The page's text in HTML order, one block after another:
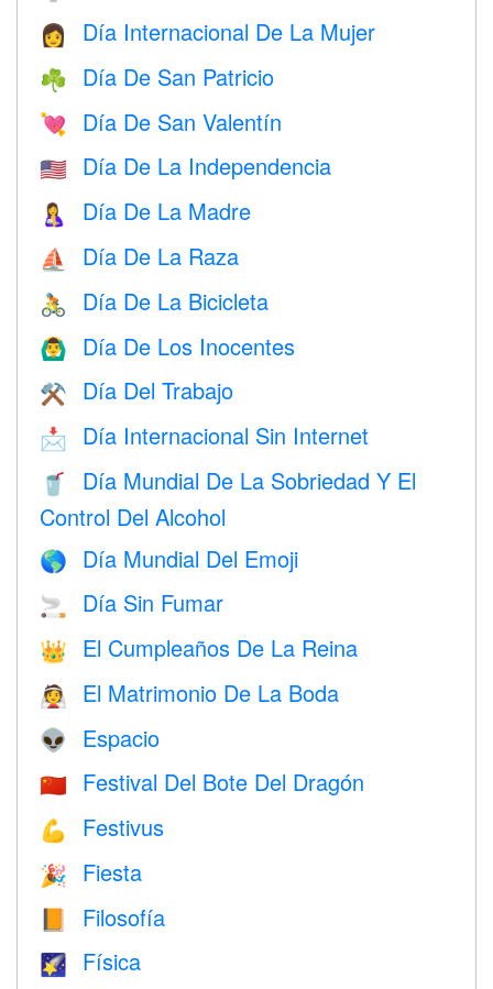
👩 Día Internacional De La Mujer
☘️ Día De San Patricio
💘 Día De San Valentín
🇺🇸 Día De La Independencia
🤱 Día De La Madre
⛵️ Día De La Raza
🚴 Día De La Bicicleta
🙆‍♂️ Día De Los Inocentes
⚒️ Día Del Trabajo
📩 Día Internacional Sin Internet
🥤
Día Mundial De La Sobriedad Y El
Control Del Alcohol
🌎 Día Mundial Del Emoji
🚬 Día Sin Fumar
👑 El Cumpleaños De La Reina
👰 El Matrimonio De La Boda
👽 Espacio
🇨🇳 Festival Del Bote Del Dragón
💪 Festivus
🎉 Fiesta
Filosofía
🌠 Física